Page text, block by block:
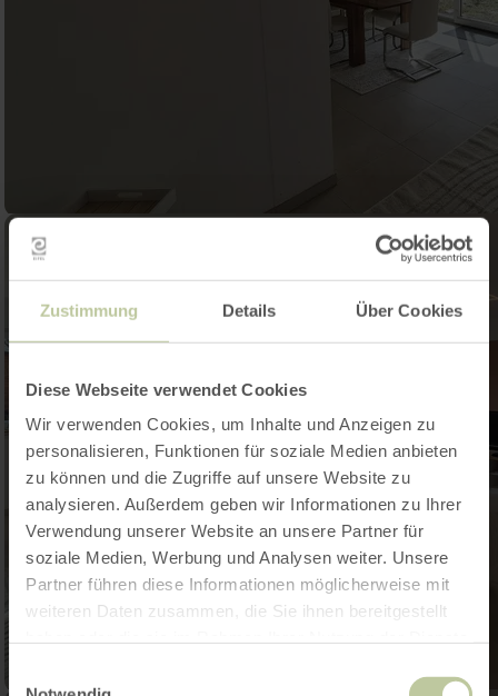
Zustimmung Details Über Cookies
Diese Webseite verwendet Cookies
Wir verwenden Cookies, um Inhalte und Anzeigen zu
personalisieren, Funktionen für soziale Medien anbieten
zu können und die Zugriffe auf unsere Website zu
analysieren. Außerdem geben wir Informationen zu Ihrer
Verwendung unserer Website an unsere Partner für
soziale Medien, Werbung und Analysen weiter. Unsere
Partner führen diese Informationen möglicherweise mit
weiteren Daten zusammen, die Sie ihnen bereitgestellt